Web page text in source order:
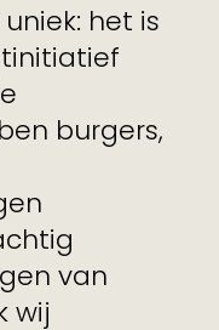
het is
burgers,
van
wij